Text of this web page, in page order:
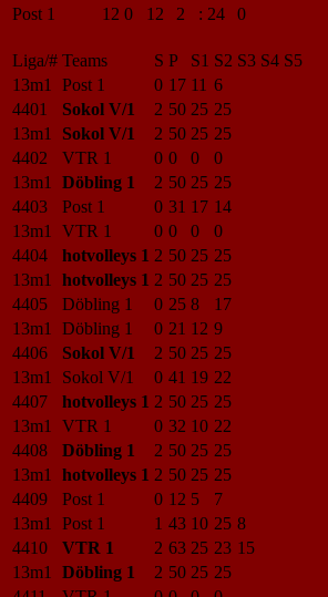
Post 1
12 0 12 2 : 24 0
Liga/# Teams S P S1 S2 S3 S4 S5
13m1
Post 1 0 17 11 6
4401
Sokol V/1 2 50 25 25
13m1
Sokol V/1 2 50 25 25
4402
VTR 1 0 0 0
0
13m1
Döbling 1 2 50 25 25
4403
Post 1 0 31 17 14
13m1
VTR 1 0 0 0
0
4404
hotvolleys 1 2 50 25 25
13m1
hotvolleys 1 2 50 25 25
4405
Döbling 1 0 25 8
17
13m1
Döbling 1 0 21 12 9
4406
Sokol V/1 2 50 25 25
13m1
Sokol V/1 0 41 19 22
4407
hotvolleys 1 2 50 25 25
13m1
VTR 1 0 32 10 22
4408
Döbling 1 2 50 25 25
13m1
hotvolleys 1 2 50 25 25
4409
Post 1 0 12 5
7
13m1
Post 1 1 43 10 25 8
4410
VTR 1 2 63 25 23 15
13m1
Döbling 1 2 50 25 25